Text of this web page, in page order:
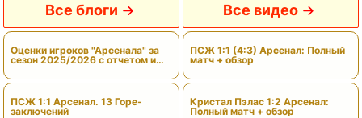
Все блоги
Оценки игроков "Арсенала" за
сезон 2025/2026 с отчетом и
ПСЖ 1:1 Арсенал. 13 Горе-
заключений
Все видео
ПСЖ 1:1 (4:3) Арсенал: Полный
матч + обзор
Кристал Пэлас 1:2 Арсенал:
Полный матч + обзор